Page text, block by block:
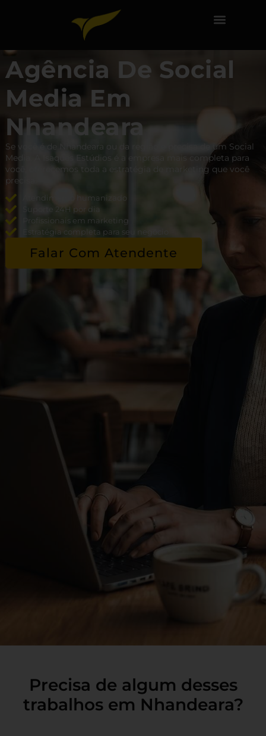
Agência De Social
Media Em
Nhandeara
Se você é de Nhandeara ou da região e precisa de um Social
Media. A Isaques Estúdios é a empresa mais completa para
você, oferecemos toda a estratégia de marketing que você
precisa.
Atendimento humanizado
Suporte 24H por dia
Profissionais em marketing
Estratégia completa para seu negócio
Falar Com Atendente
Precisa de algum desses
trabalhos em Nhandeara?